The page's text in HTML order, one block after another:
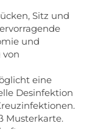
Sitz und
und
eine
Desinfektion
Musterkarte.